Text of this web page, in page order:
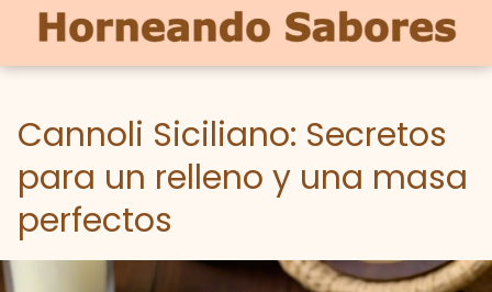
Cannoli Siciliano: Secretos
para un relleno y una masa
perfectos